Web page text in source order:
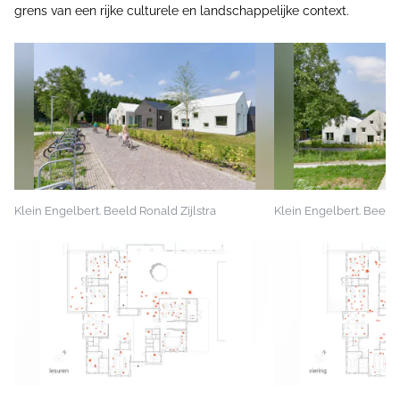
grens van een rijke culturele en landschappelijke context.
Klein Engelbert. Beeld Ronald Zijlstra Klein Engelbert. Beeld